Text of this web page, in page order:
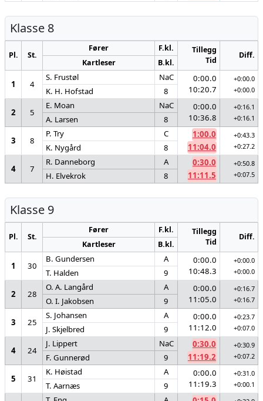
Klasse 8
Pl. St.
Fører F.kl.
Tillegg
Tid
Diff.
Kartleser B.kl.
1 4
S. Frustøl NaC
0:00.0
10:20.7
+0:00.0
+0:00.0
K. H. Hofstad
8
2
5
E. Moan NaC
0:00.0
10:36.8
+0:16.1
+0:16.1
A. Larsen
8
3
8
P. Try C
1:00.0
11:04.0
+0:43.3
+0:27.2
K. Nygård
8
4
7
R. Danneborg A
0:30.0
11:11.5
+0:50.8
+0:07.5
H. Elvekrok 8
Klasse 9
Pl. St.
Fører F.kl.
Tillegg
Tid
Diff.
Kartleser B.kl.
1 30
B. Gundersen A
0:00.0
10:48.3
+0:00.0
+0:00.0
T. Halden
9
2
28
O. A. Langård A
0:00.0
11:05.0
+0:16.7
+0:16.7
O. I. Jakobsen
9
3
25
S. Johansen A
0:00.0
11:12.0
+0:23.7
+0:07.0
J. Skjelbred
9
4
24
J. Lippert NaC
0:30.0
11:19.2
+0:30.9
+0:07.2
F. Gunnerød
9
5
31
K. Høistad A
0:00.0
11:19.3
+0:31.0
+0:00.1
T. Aarnæs
9